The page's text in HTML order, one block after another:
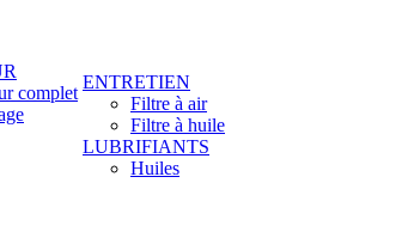
complet
ENTRETIEN
Filtre à air
Filtre à huile
LUBRIFIANTS
Huiles